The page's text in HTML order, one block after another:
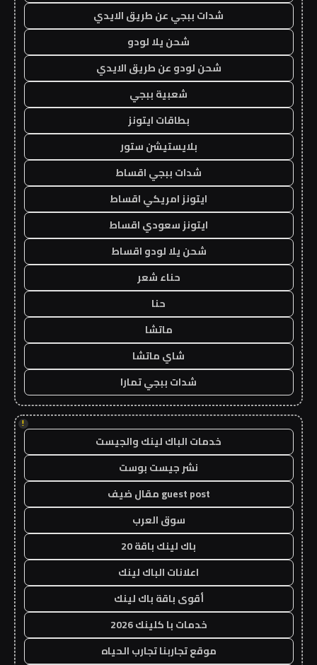
شدات ببجي عن طريق الايدي
شحن يلا لودو
شحن لودو عن طريق الايدي
شعبية ببجي
بطاقات ايتونز
بلايستيشن ستور
شدات ببجي اقساط
ايتونز امريكي اقساط
ايتونز سعودي اقساط
شحن يلا لودو اقساط
حناء شعر
حنا
ماتشا
شاي ماتشا
شدات ببجي تمارا
!
خدمات الباك لينك والجيست
نشر جيست بوست
guest post مقال ضيف
سوق العرب
باك لينك باقة 20
اعلانات الباك لينك
أقوى باقة باك لينك
خدمات با كلينك 2026
موقع تجاربنا تجارب الحياه